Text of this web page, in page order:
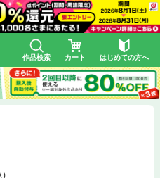
作品検索 カート はじめての方へ
)